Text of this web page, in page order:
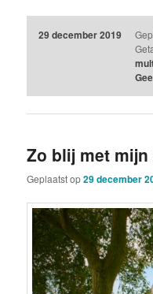
29 december 2019
Zo blij met mijn
Geplaatst op29 december